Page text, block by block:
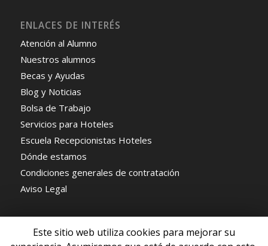
ENLACES DE INTERÉS
Atención al Alumno
Nuestros alumnos
Becas y Ayudas
Blog y Noticias
Bolsa de Trabajo
Servicios para Hoteles
Escuela Recepcionistas Hoteles
Dónde estamos
Condiciones generales de contratación
Aviso Legal
Este sitio web utiliza cookies para mejorar su